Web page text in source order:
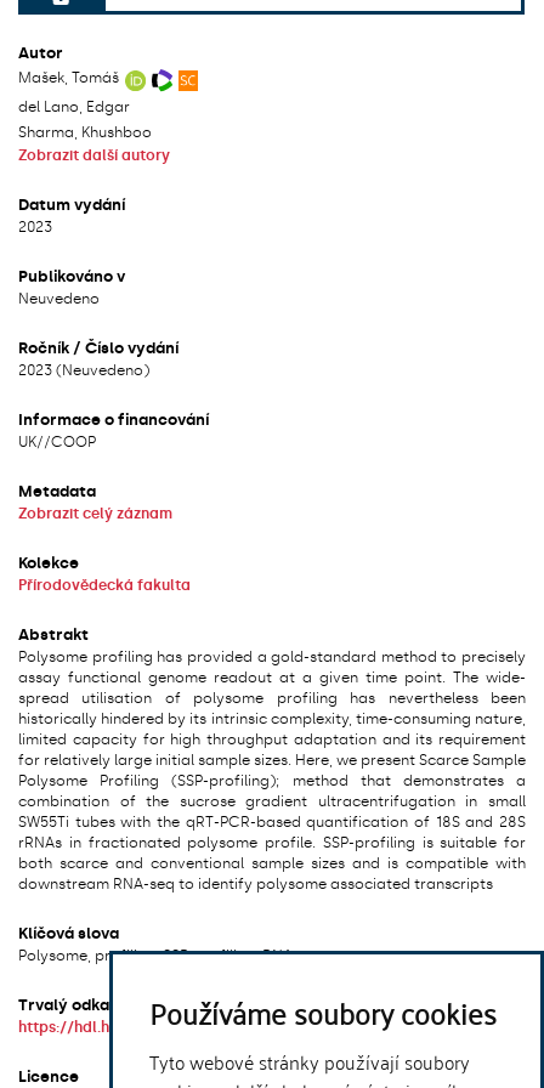
Používáme soubory cookies
Tyto webové stránky používají soubory
Autor
Mašek, Tomáš
del Lano, Edgar
Sharma, Khushboo
Zobrazit další autory
Datum vydání
2023
Publikováno v
Neuvedeno
Ročník / Číslo vydání
2023 (Neuvedeno)
Informace o financování
UK//COOP
Metadata
Zobrazit celý záznam
Kolekce
Přírodovědecká fakulta
Abstrakt
Polysome profiling has provided a gold-standard method to precisely
assay functional genome readout at a given time point. The wide-
spread utilisation of polysome profiling has nevertheless been
historically hindered by its intrinsic complexity, time-consuming nature,
limited capacity for high throughput adaptation and its requirement
for relatively large initial sample sizes. Here, we present Scarce Sample
Polysome Profiling (SSP-profiling); method that demonstrates a
combination of the sucrose gradient ultracentrifugation in small
SW55Ti tubes with the qRT-PCR-based quantification of 18S and 28S
rRNAs in fractionated polysome profile. SSP-profiling is suitable for
both scarce and conventional sample sizes and is compatible with
downstream RNA-seq to identify polysome associated transcripts
Klíčová slova
Polysome, profiling, SSP-profiling, RNA
Trvalý odkaz
https://hdl.handle.net/20.500.14178/1992
Licence